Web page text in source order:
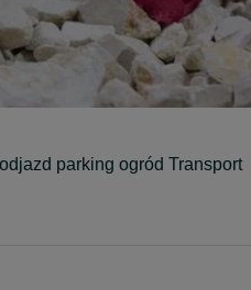
parking ogród Transport